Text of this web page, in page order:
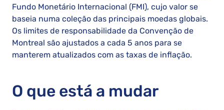
Fundo Monetário Internacional (FMI), cujo valor se
baseia numa coleção das principais moedas globais.
Os limites de responsabilidade da Convenção de
Montreal são ajustados a cada 5 anos para se
manterem atualizados com as taxas de inflação.
O que está a mudar